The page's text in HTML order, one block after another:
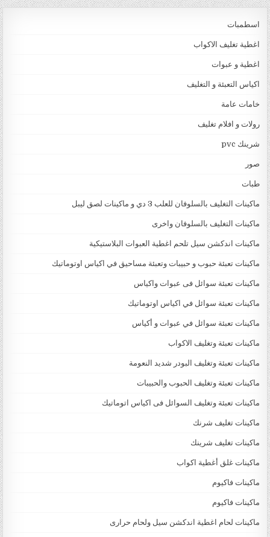
اسطمبات
اغطية تغليف الاكواب
اغطية و عبوات
اكياس التعبئة و التغليف
خامات عامة
رولات و افلام تغليف
شرينك pvc
صور
طبات
ماكينات التغليف بالسلوفان للعلب 3 دي و ماكينات لصق ليبل
ماكينات التغليف بالسلوفان واخرى
ماكينات اندكشن سيل تلحم اغطية العبوات البلاستيكية
ماكينات تعبئة حبوب و حبيبات وتعبئة مساحيق في اكياس اوتوماتيك
ماكينات تعبئة سوائل فى عبوات واكياس
ماكينات تعبئة سوائل في اكياس اوتوماتيك
ماكينات تعبئة سوائل في عبوات و أكياس
ماكينات تعبئة وتغليف الاكواب
ماكينات تعبئة وتغليف البودر شديد النعومة
ماكينات تعبئة وتغليف الحبوب والحبيبات
ماكينات تعبئة وتغليف السوائل فى اكياس اتوماتيك
ماكينات تغليف شرنك
ماكينات تغليف شرينك
ماكينات غلق أغطية اكواب
ماكينات فاكيوم
ماكينات فاكيوم
ماكينات لحام اغطية اندكشن سيل ولحام حرارى